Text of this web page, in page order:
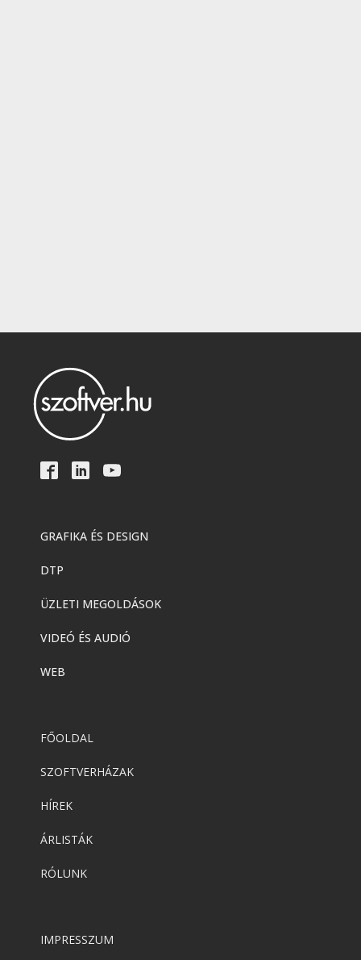
GRAFIKA ÉS DESIGN
DTP
ÜZLETI MEGOLDÁSOK
VIDEÓ ÉS AUDIÓ
WEB
FŐOLDAL
SZOFTVERHÁZAK
HÍREK
ÁRLISTÁK
RÓLUNK
IMPRESSZUM